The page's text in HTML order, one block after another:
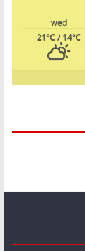
wed
21°C / 14°C